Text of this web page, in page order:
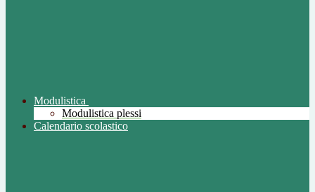
Modulistica
Modulistica plessi
Calendario scolastico